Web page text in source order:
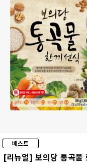
[리뉴얼] 보의당 통곡